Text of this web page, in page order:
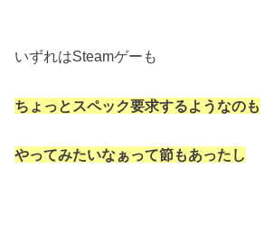
いずれはSteamゲーも
ちょっとスペック要求するようなのも
やってみたいなぁって節もあったし